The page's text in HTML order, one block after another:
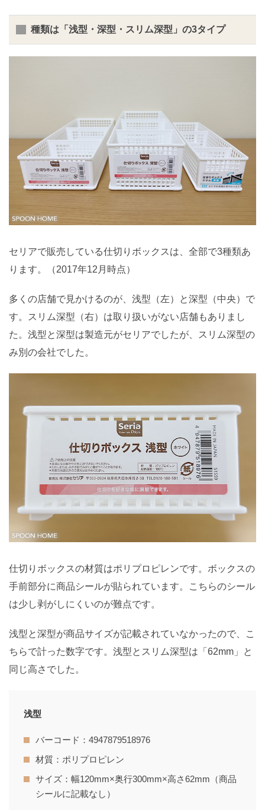
種類は「浅型・深型・スリム深型」の3タイプ
セリアで販売している仕切りボックスは、全部で3種類あ
ります。（2017年12月時点）
多くの店舗で見かけるのが、浅型（左）と深型（中央）で
す。スリム深型（右）は取り扱いがない店舗もありまし
た。浅型と深型は製造元がセリアでしたが、スリム深型の
み別の会社でした。
仕切りボックスの材質はポリプロピレンです。ボックスの
手前部分に商品シールが貼られています。こちらのシール
は少し剥がしにくいのが難点です。
浅型と深型が商品サイズが記載されていなかったので、こ
ちらで計った数字です。浅型とスリム深型は「62mm」と
同じ高さでした。
浅型
バーコード：4947879518976
材質：ポリプロピレン
サイズ：幅120mm×奥行300mm×高さ62mm（商品
シールに記載なし）